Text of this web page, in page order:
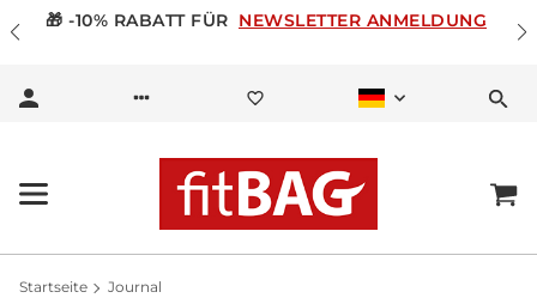
🎁 -10% RABATT FÜR NEWSLETTER ANMELDUNG
Startseite
Journal